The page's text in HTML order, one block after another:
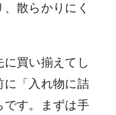
散らかりにく
買い揃えてし
に「入れ物に詰
です。まずは手